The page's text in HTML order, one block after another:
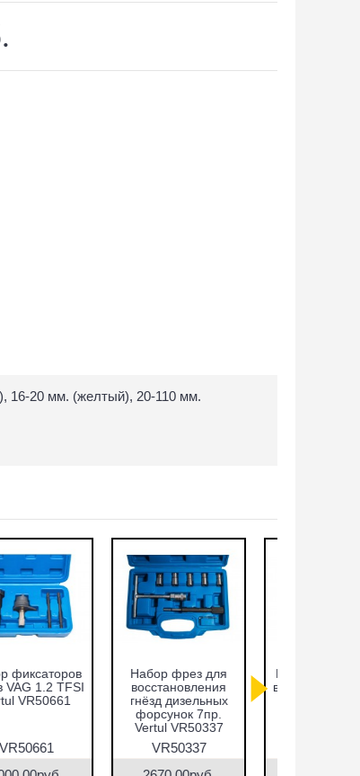
16-20 мм. (желтый), 20-110 мм.
Набор фиксаторов
валов Fiat 1.2, 1.4л.
Vertul VR50372
VR50372
Cъёмник
внутренних
подшипников,
цанговый с
обратным
молотком 8-58 мм
Vertul VR50148
VR50148